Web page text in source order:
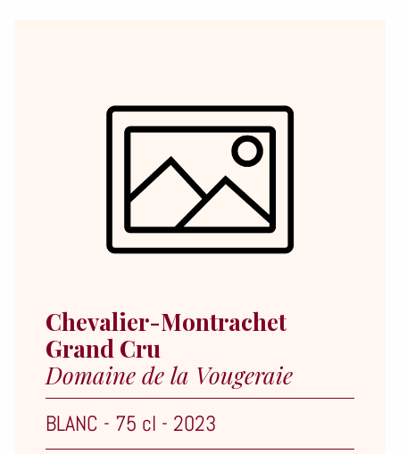
Chevalier-Montrachet
Grand Cru
Domaine de la Vougeraie
BLANC - 75 cl - 2023